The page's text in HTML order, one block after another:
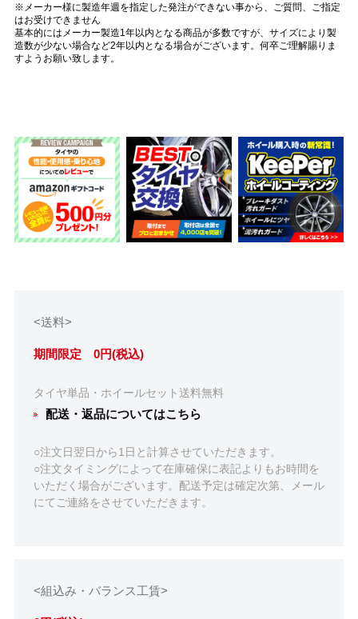
※メーカー様に製造年週を指定した発注ができない事から、ご質問、ご指定
はお受けできません
基本的にはメーカー製造1年以内となる商品が多数ですが、サイズにより製
造数が少ない場合など2年以内となる場合がございます。何卒ご理解賜りま
すようお願い致します。
<送料>
期間限定 0円(税込)
タイヤ単品・ホイールセット送料無料
配送・返品についてはこちら
○注文日翌日から1日と計算させていただきます。
○注文タイミングによって在庫確保に表記よりもお時間を
いただく場合がございます。配送予定は確定次第、メール
にてご連絡をさせていただきます。
<組込み・バランス工賃>